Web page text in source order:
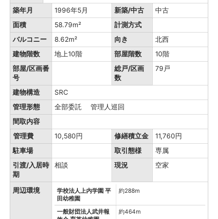
築年月 1996年5月 新築/中古
中古
面積
58.79m²
計測方式
バルコニー
8.62m² 向き
北西
建物階数
地上10階 部屋階数
10階
部屋/区画番
号
総戸/区画
数
79戸
建物構造
SRC
管理形態
全部委託 管理人巡回
間取内容
管理費
10,580円 修繕積立金
11,760円
駐車場
取引態様
専属
引渡/入居時
期
相談 現況 空家
周辺環境
学校法人上内学園 平
田幼稚園
約288m
一般財団法人武井報
約464m